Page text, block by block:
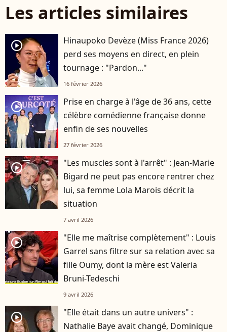
Les articles similaires
player2
Hinaupoko Devèze (Miss France 2026)
perd ses moyens en direct, en plein
tournage : "Pardon..."
16 février 2026
player2
Prise en charge à l'âge de 36 ans, cette
célèbre comédienne française donne
enfin de ses nouvelles
27 février 2026
player2
"Les muscles sont à l'arrêt" : Jean-Marie
Bigard ne peut pas encore rentrer chez
lui, sa femme Lola Marois décrit la
situation
7 avril 2026
player2
"Elle me maîtrise complètement" : Louis
Garrel sans filtre sur sa relation avec sa
fille Oumy, dont la mère est Valeria
Bruni-Tedeschi
9 avril 2026
player2
"Elle était dans un autre univers" :
Nathalie Baye avait changé, Dominique